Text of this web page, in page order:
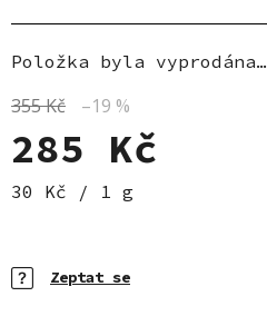
Položka byla vyprodána…
355 Kč –19 %
285 Kč
Měrná cena:
30 Kč / 1 g
Zeptat se